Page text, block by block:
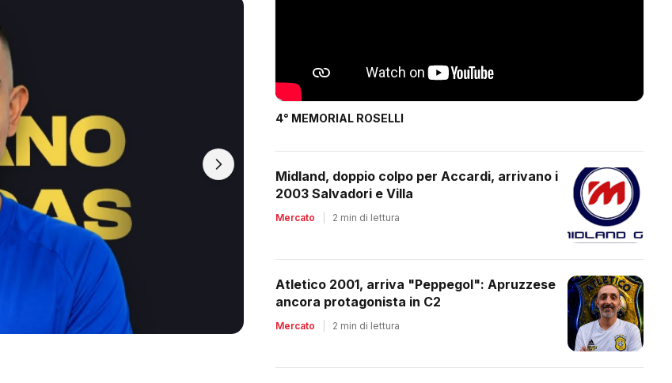
4° MEMORIAL ROSELLI
Midland, doppio colpo per Accardi, arrivano i
2003 Salvadori e Villa
Mercato 2 min di lettura
Atletico 2001, arriva "Peppegol": Apruzzese
ancora protagonista in C2
Mercato 2 min di lettura